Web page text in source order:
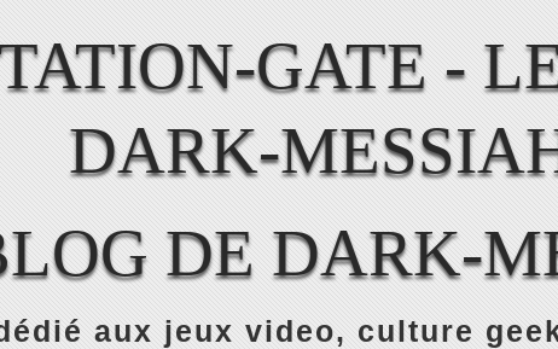
DE DARK-
aux jeux video, culture